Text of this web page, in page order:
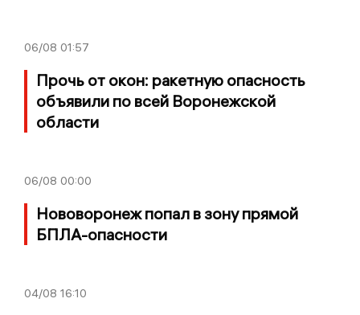
06/08 01:57
Прочь от окон: ракетную опасность
объявили по всей Воронежской
области
06/08 00:00
Нововоронеж попал в зону прямой
БПЛА-опасности
04/08 16:10